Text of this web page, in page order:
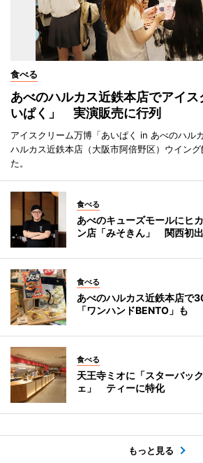
食べる
あべのハルカス近鉄本店でアイ
いぱく」 実演販売に行列
アイスクリーム万博「あいぱく in あべのハル
ハルカス近鉄本店（大阪市阿倍野区）ウイン
た。
食べる
あべのキューズモールにヒ
ン店「みそきん」 関西初
食べる
あべのハルカス近鉄本店で
「ワンハンドBENTO」も
食べる
天王寺ミオに「スターバッ
ェ」 ティーに特化
もっと見る